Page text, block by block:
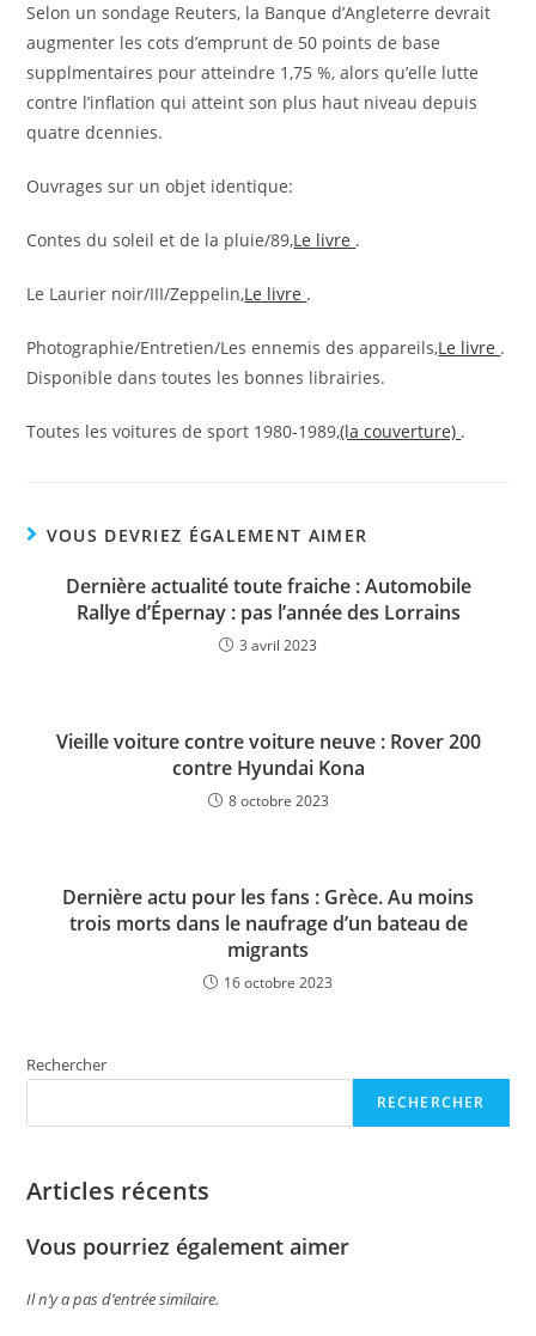
Selon un sondage Reuters, la Banque d’Angleterre devrait
augmenter les cots d’emprunt de 50 points de base
supplmentaires pour atteindre 1,75 %, alors qu’elle lutte
contre l’inflation qui atteint son plus haut niveau depuis
quatre dcennies.
Ouvrages sur un objet identique:
Contes du soleil et de la pluie/89,Le livre .
Le Laurier noir/III/Zeppelin,Le livre .
Photographie/Entretien/Les ennemis des appareils,Le livre .
Disponible dans toutes les bonnes librairies.
Toutes les voitures de sport 1980-1989,(la couverture) .
VOUS DEVRIEZ ÉGALEMENT AIMER
Dernière actualité toute fraiche : Automobile
Rallye d’Épernay : pas l’année des Lorrains
3 avril 2023
Vieille voiture contre voiture neuve : Rover 200
contre Hyundai Kona
8 octobre 2023
Dernière actu pour les fans : Grèce. Au moins
trois morts dans le naufrage d’un bateau de
migrants
16 octobre 2023
Rechercher
RECHERCHER
Articles récents
Vous pourriez également aimer
Il n’y a pas d’entrée similaire.